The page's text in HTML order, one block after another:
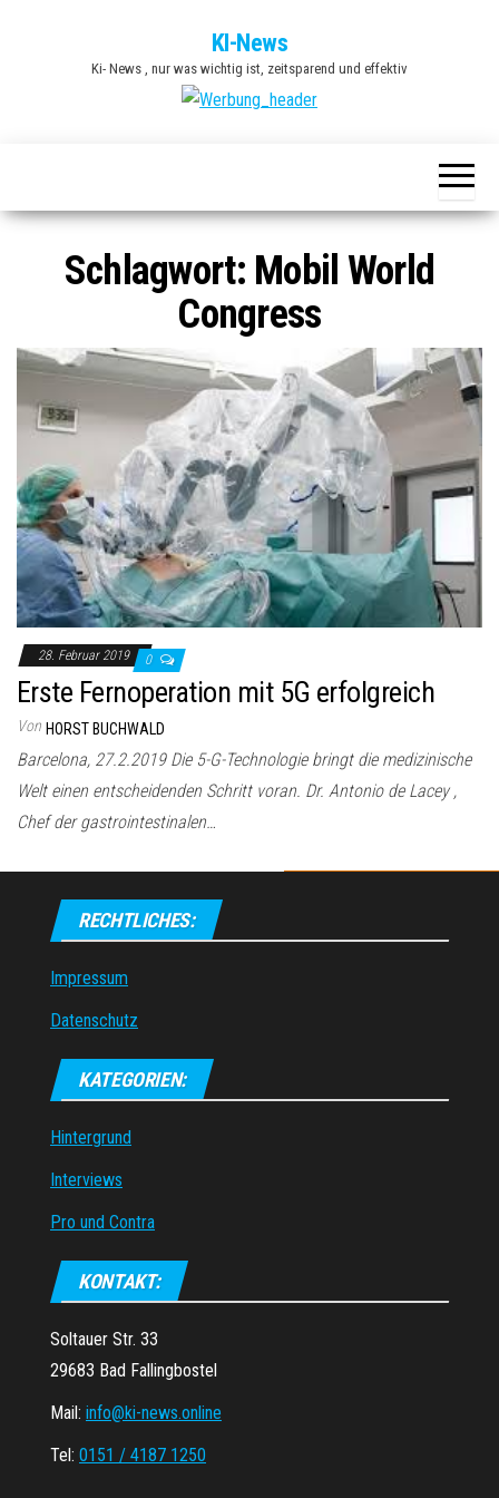
KI-News
Ki- News , nur was wichtig ist, zeitsparend und effektiv
Schlagwort: Mobil World
Congress
28. Februar 2019 0
Erste Fernoperation mit 5G erfolgreich
Von HORST BUCHWALD
Barcelona, 27.2.2019 Die 5-G-Technologie bringt die medizinische
Welt einen entscheidenden Schritt voran. Dr. Antonio de Lacey ,
Chef der gastrointestinalen…
RECHTLICHES:
Impressum
Datenschutz
KATEGORIEN:
Hintergrund
Interviews
Pro und Contra
KONTAKT:
Soltauer Str. 33
29683 Bad Fallingbostel
Mail: info@ki-news.online
Tel: 0151 / 4187 1250